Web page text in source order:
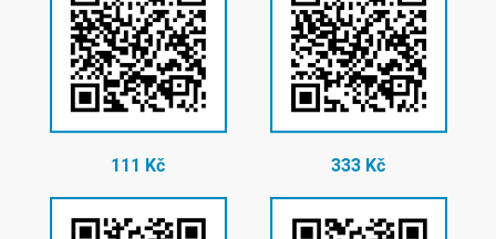
111 Kč 333 Kč